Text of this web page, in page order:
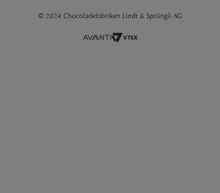
© 2024 Chocoladefabriken Lindt & Sprüngli AG